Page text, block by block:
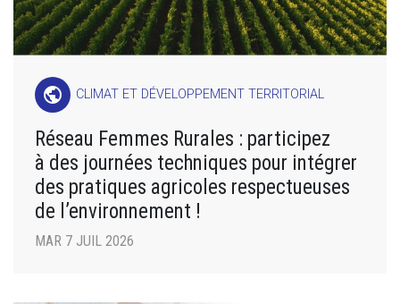
public CLIMAT ET DÉVELOPPEMENT TERRITORIAL
Réseau Femmes Rurales : participez
à des journées techniques pour intégrer
des pratiques agricoles respectueuses
de l’environnement !
MAR 7 JUIL 2026